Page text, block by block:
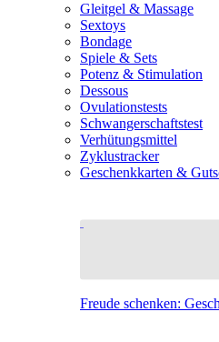
Gleitgel & Massage
Sextoys
Bondage
Spiele & Sets
Potenz & Stimulation
Dessous
Ovulationstests
Schwangerschaftstest
Verhütungsmittel
Zyklustracker
Geschenkkarten &
Freude schenken: